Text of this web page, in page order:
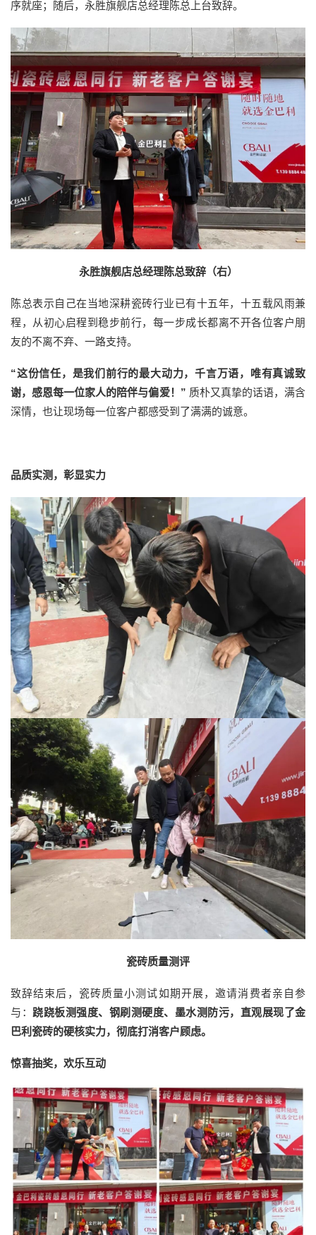
序就座；随后，永胜旗舰店总经理陈总上台致辞。
永胜旗舰店总经理陈总致辞（右）
陈总表示自己在当地深耕瓷砖行业已有十五年，十五载风雨兼
程，从初心启程到稳步前行，每一步成长都离不开各位客户朋
友的不离不弃、一路支持。
“这份信任，是我们前行的最大动力，千言万语，唯有真诚致
谢，感恩每一位家人的陪伴与偏爱！” 质朴又真挚的话语，满含
深情，也让现场每一位客户都感受到了满满的诚意。
品质实测，彰显实力
瓷砖质量测评
致辞结束后，瓷砖质量小测试如期开展，邀请消费者亲自参
与： 跷跷板测强度、钢刷测硬度、墨水测防污，直观展现了金
巴利瓷砖的硬核实力，彻底打消客户顾虑。
惊喜抽奖，欢乐互动